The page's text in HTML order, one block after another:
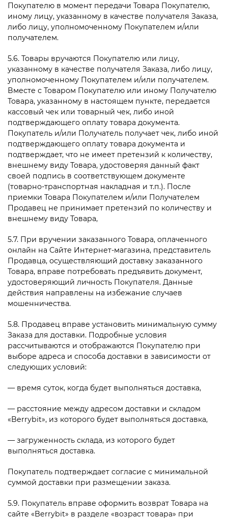
Покупателю в момент передачи Товара Покупателю,
иному лицу, указанному в качестве получателя Заказа,
либо лицу, уполномоченному Покупателем и/или
получателем.
5.6. Товары вручаются Покупателю или лицу,
указанному в качестве получателя Заказа, либо лицу,
уполномоченному Покупателем и/или получателем.
Вместе с Товаром Покупателю или иному Получателю
Товара, указанному в настоящем пункте, передается
кассовый чек или товарный чек, либо иной
подтверждающего оплату товара документа.
Покупатель и/или Получатель получает чек, либо иной
подтверждающего оплату товара документа и
подтверждает, что не имеет претензий к количеству,
внешнему виду Товара, удостоверяя данный факт
своей подпись в соответствующем документе
(товарно-транспортная накладная и т.п.). После
приемки Товара Покупателем и/или Получателем
Продавец не принимает претензий по количеству и
внешнему виду Товара,
5.7. При вручении заказанного Товара, оплаченного
онлайн на Сайте Интернет-магазина, представитель
Продавца, осуществляющий доставку заказанного
Товара, вправе потребовать предъявить документ,
удостоверяющий личность Покупателя. Данные
действия направлены на избежание случаев
мошенничества.
5.8. Продавец вправе установить минимальную сумму
Заказа для доставки. Подробные условия
рассчитываются и отображаются Покупателю при
выборе адреса и способа доставки в зависимости от
следующих условий:
— время суток, когда будет выполняться доставка,
— расстояние между адресом доставки и складом
«Berrybit», из которого будет выполняться доставка,
— загруженность склада, из которого будет
выполняться доставка.
Покупатель подтверждает согласие с минимальной
суммой доставки при размещении заказа.
5.9. Покупатель вправе оформить возврат Товара на
сайте «Berrybit» в разделе «возраст товара» при